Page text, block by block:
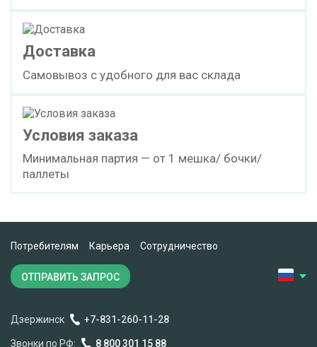
Доставка
Самовывоз с удобного для вас склада
Условия заказа
Минимальная партия — от 1 мешка/ бочки/
паллеты
Потребителям Карьера Сотрудничество
ОТПРАВИТЬ ЗАПРОС
Дзержинск +7-831-260-11-28
Звонки по РФ: 8 800 301 15 88